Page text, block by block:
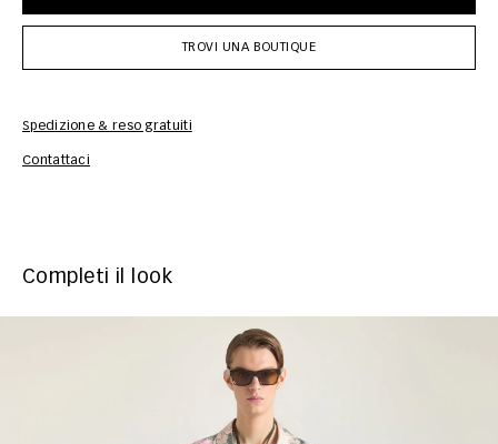
TROVI UNA BOUTIQUE
Spedizione & reso gratuiti
Contattaci
Completi il look